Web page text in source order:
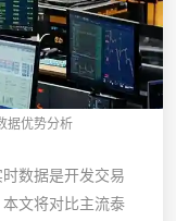
据优势分析
数据是开发交易
文将对比主流泰